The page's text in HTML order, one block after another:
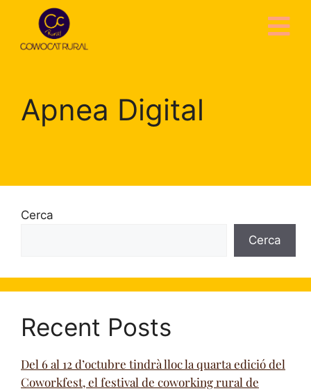
Apnea Digital
Cerca
Cerca
Recent Posts
Del 6 al 12 d’octubre tindrà lloc la quarta edició del
Coworkfest, el festival de coworking rural de